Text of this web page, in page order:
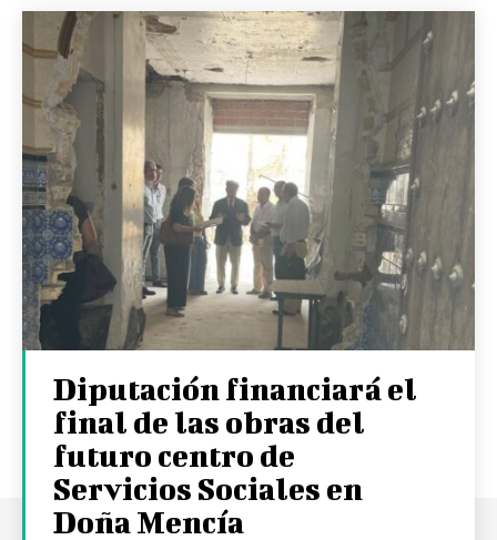
Diputación financiará el
final de las obras del
futuro centro de
Servicios Sociales en
Doña Mencía